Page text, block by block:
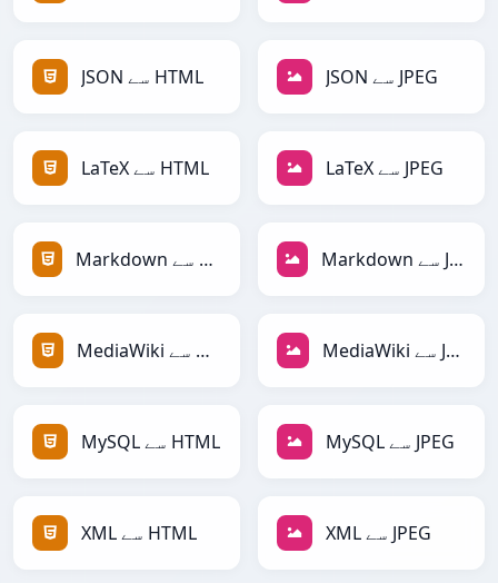
JSON سے HTML JSON سے JPEG
LaTeX سے HTML LaTeX سے JPEG
Markdown سے HTML Markdown سے JPEG
MediaWiki سے HTML MediaWiki سے JPEG
MySQL سے HTML MySQL سے JPEG
XML سے HTML XML سے JPEG